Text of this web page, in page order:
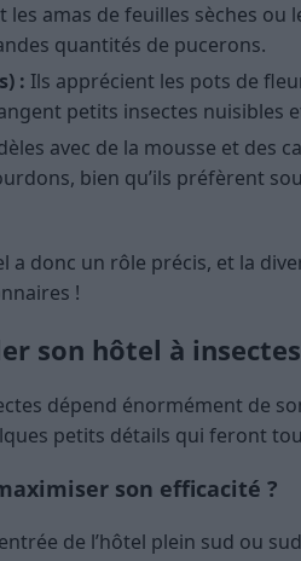
les amas de feuilles sèches ou
quantités de pucerons.
: Ils apprécient les pots de
petits insectes nuisibles
avec de la mousse et des
bien qu’ils préfèrent
a donc un rôle précis, et la
!
son hôtel à
dépend énormément de
petits détails qui feront
son efficacité ?
de l’hôtel plein sud ou